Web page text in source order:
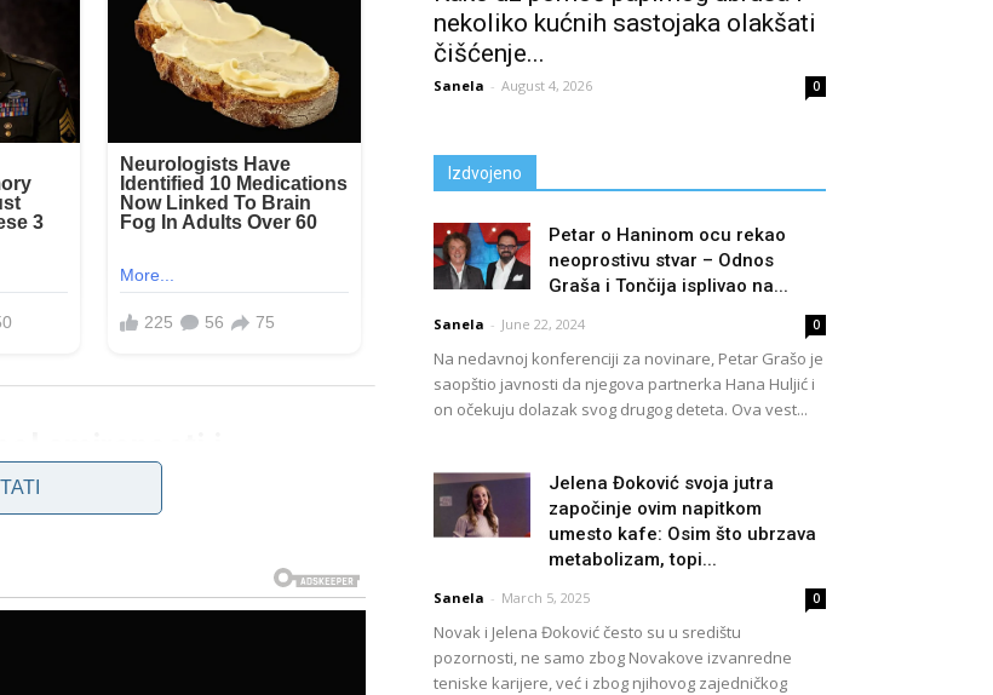
tijela i bržim ulaskom u duboke faze sna, što
mentalne jasnoće. Smatra se da imaju
nekoliko kućnih sastojaka olakšati
čišćenje...
Sanela - August 4, 2026 0
Izdvojeno
Petar o Haninom ocu rekao
neoprostivu stvar – Odnos
Graša i Tončija isplivao na...
Sanela - June 22, 2024 0
Na nedavnoj konferenciji za novinare, Petar Grašo je
saopštio javnosti da njegova partnerka Hana Huljić i
on očekuju dolazak svog drugog deteta. Ova vest...
Jelena Đoković svoja jutra
započinje ovim napitkom
umesto kafe: Osim što ubrzava
metabolizam, topi...
Sanela - March 5, 2025 0
Novak i Jelena Đoković često su u središtu
pozornosti, ne samo zbog Novakove izvanredne
teniske karijere, već i zbog njihovog zajedničkog